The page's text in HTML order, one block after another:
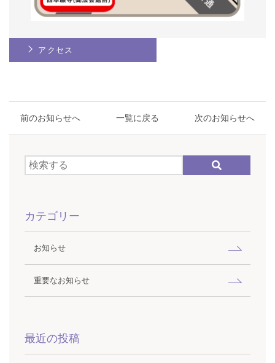
アクセス
次のお知らせへ
前のお知らせへ 一覧に戻る
カテゴリー
お知らせ
重要なお知らせ
最近の投稿